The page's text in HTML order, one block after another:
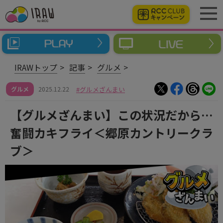
IRAWトップ 記事 グルメ
グルメ 2025.12.22 グルメざんまい
【グルメざんまい】この状況だから…
奮闘カキフライ＜郷原カントリークラ
ブ＞